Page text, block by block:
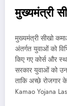
मुख्यमंत्री
मुख्यमंत्री सीखो
अंतर्गत युवाओं को
किए गए कोर्स और
सरकार युवाओं को
ताकि अच्छे
Kamao Yojana